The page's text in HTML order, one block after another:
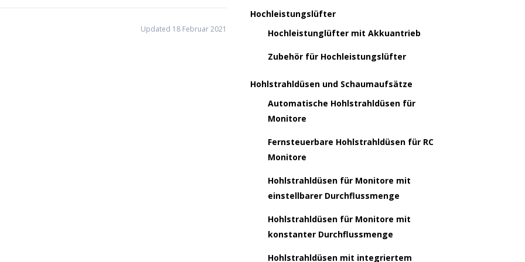
Updated 18 Februar 2021
Hochleistungslüfter
Hochleistunglüfter mit Akkuantrieb
Zubehör für Hochleistungslüfter
Hohlstrahldüsen und Schaumaufsätze
Automatische Hohlstrahldüsen für
Monitore
Fernsteuerbare Hohlstrahldüsen für RC
Monitore
Hohlstrahldüsen für Monitore mit
einstellbarer Durchflussmenge
Hohlstrahldüsen für Monitore mit
konstanter Durchflussmenge
Hohlstrahldüsen mit integriertem